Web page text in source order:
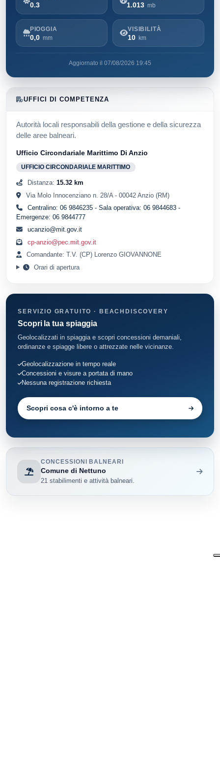
0.3 1.013 mb
PIOGGIA
0,0 mm
VISIBILITÀ
10 km
Aggiornato il 07/08/2026 19:45
UFFICI DI COMPETENZA
Autorità locali responsabili della gestione e della sicurezza
delle aree balneari.
Ufficio Circondariale Marittimo Di Anzio
UFFICIO CIRCONDARIALE MARITTIMO
Distanza: 15.32 km
Via Molo Innocenziano n. 28/A - 00042 Anzio (RM)
Centralino: 06 9846235 - Sala operativa: 06 9844683 -
Emergenze: 06 9844777
ucanzio@mit.gov.it
cp-anzio@pec.mit.gov.it
Comandante: T.V. (CP) Lorenzo GIOVANNONE
Orari di apertura
SERVIZIO GRATUITO · BEACHDISCOVERY
Scopri la tua spiaggia
Geolocalizzati in spiaggia e scopri concessioni demaniali,
ordinanze e spiagge libere o attrezzate nelle vicinanze.
Geolocalizzazione in tempo reale
Concessioni e visure a portata di mano
Nessuna registrazione richiesta
Scopri cosa c'è intorno a te
CONCESSIONI BALNEARI
Comune di Nettuno
21 stabilimenti e attività balneari.